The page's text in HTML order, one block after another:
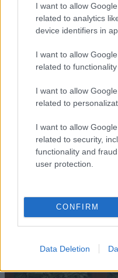
I want to allow
related to analytics
device identifiers in
I want to allow
related to
I want to allow
related to
I want to allow
related to security,
functionality and
user protection.
CONFIRM
Data Deletion
για το νέο
Τσιμιτσέλη